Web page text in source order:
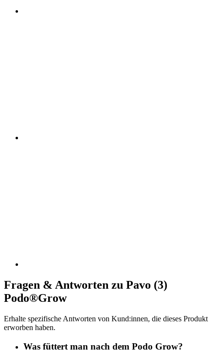
Fragen & Antworten zu Pavo (3)
Podo®Grow
Erhalte spezifische Antworten von Kund:innen, die dieses Produkt
erworben haben.
Was füttert man nach dem Podo Grow?